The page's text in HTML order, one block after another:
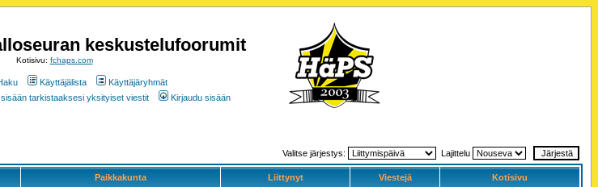
keskustelufoorumit
Kotisivu: fchaps.com
Käyttäjälista
Käyttäjäryhmät
sisään tarkistaaksesi yksityiset viestit Kirjaudu sisään
Valitse järjestys: Lajittelu
Paikkakunta Liittynyt Viestejä Kotisivu